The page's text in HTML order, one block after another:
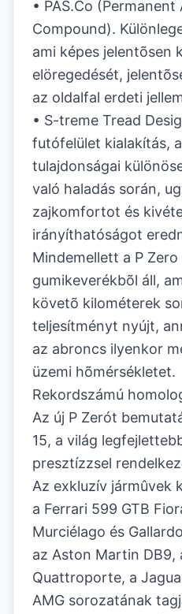
• PAS.Co
Compound).
ami képes jelentõsen
elöregedését,
az oldalfal erdeti
• S-treme Tread
futófelület kialakítás,
tulajdonságai
való haladás során,
zajkomfortot és
irányíthatóságot
Mindemellett a P Zero
gumikeverékbõl áll,
követõ kilométerek
teljesítményt nyújt,
az abroncs ilyenkor
üzemi hõmérsékletet.
Rekordszámú
Az új P Zerót
15, a világ
presztízzsel
Az exkluzív jármûvek
a Ferrari 599 GTB
Murciélago és
az Aston Martin DB9,
Quattroporte, a
AMG sorozatának